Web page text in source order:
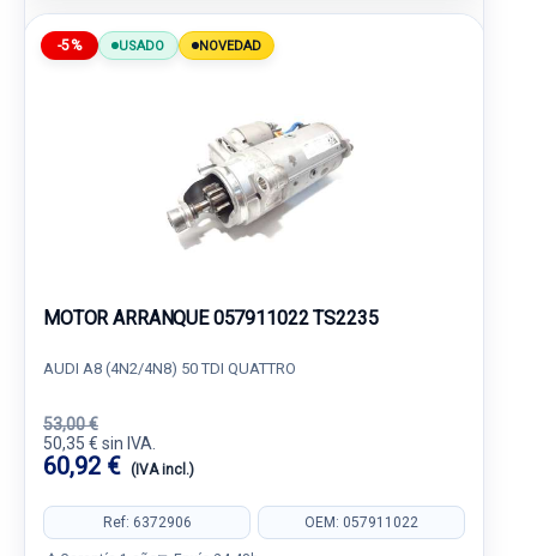
-5% USADO NOVEDAD
MOTOR ARRANQUE 057911022 TS2235
AUDI A8 (4N2/4N8) 50 TDI QUATTRO
53,00 €
50,35 € sin IVA.
60,92 € (IVA incl.)
Ref: 6372906 OEM: 057911022